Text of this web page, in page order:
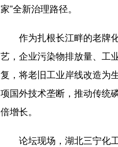
家”全新治理路径。
作为扎根长江畔的老牌化
艺，企业污染物排放量、工
复，将老旧工业岸线改造为
项国外技术垄断，推动传统
倍增长。
论坛现场，湖北三宁化工